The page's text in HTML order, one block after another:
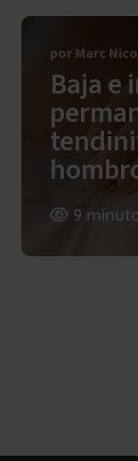
por Marc
Baja e
9